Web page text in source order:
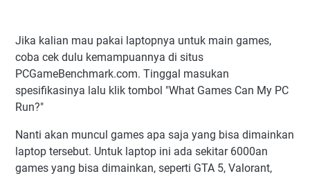
Jika kalian mau pakai laptopnya untuk main games,
coba cek dulu kemampuannya di situs
PCGameBenchmark.com. Tinggal masukan
spesifikasinya lalu klik tombol "What Games Can My PC
Run?"
Nanti akan muncul games apa saja yang bisa dimainkan
laptop tersebut. Untuk laptop ini ada sekitar 6000an
games yang bisa dimainkan, seperti GTA 5, Valorant,